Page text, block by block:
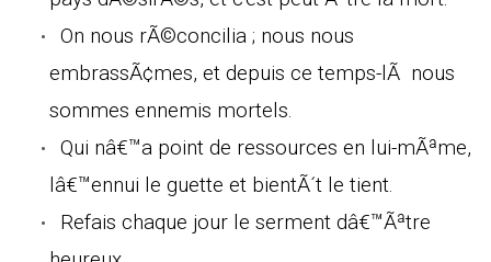
On nous rÃ©concilia ; nous nous
embrassÃ¢mes, et depuis ce temps-lÃ nous
sommes ennemis mortels.
Qui nâ€™a point de ressources en lui-mÃªme,
lâ€™ennui le guette et bientÃ´t le tient.
Refais chaque jour le serment dâ€™Ãªtre